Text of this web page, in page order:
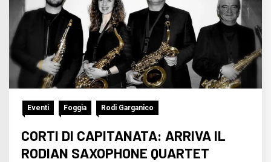
Eventi Foggia Rodi Garganico
CORTI DI CAPITANATA: ARRIVA IL
RODIAN SAXOPHONE QUARTET